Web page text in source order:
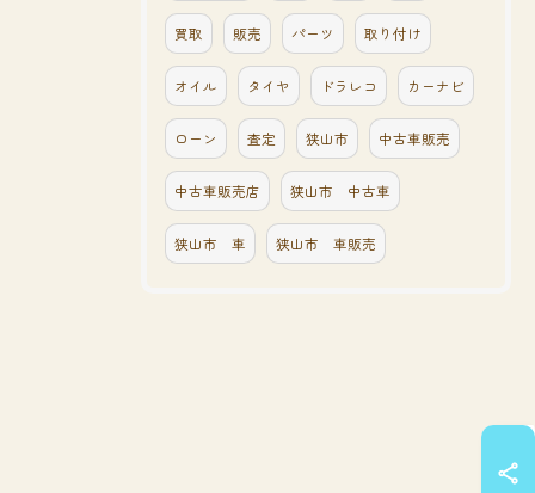
買取 販売 パーツ 取り付け
オイル タイヤ ドラレコ カーナビ
ローン 査定 狭山市 中古車販売
中古車販売店 狭山市 中古車
狭山市 車 狭山市 車販売